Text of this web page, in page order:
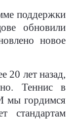
поддержки
обновили
новое
20 лет назад,
Теннис в
мы гордимся
стандартам